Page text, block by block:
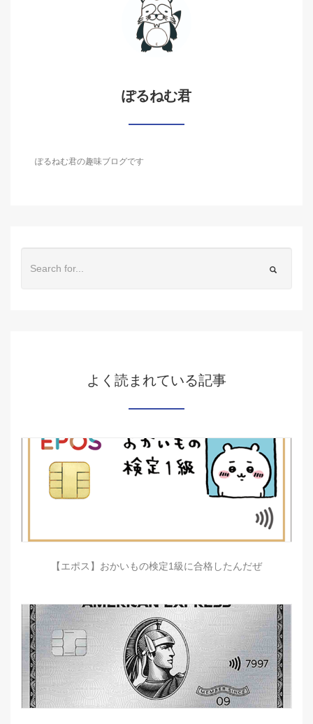
ぽるねむ君
ぽるねむ君の趣味ブログです
よく読まれている記事
【エポス】おかいもの検定1級に合格したんだぜ